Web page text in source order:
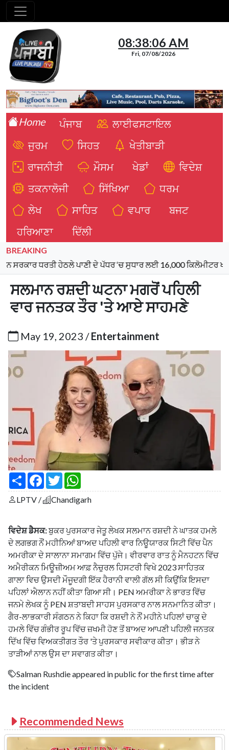
08:38:07 AM
Fri, 07/08/2026
Home ਪੰਜਾਬ
ਲਾਈਫਸਟਾਇਲ
ਜੁਰਮ
ਸਿਹਤ
ਖੇਤੀਬਾੜੀ
ਰਾਜਨੀਤੀ
ਮੌਸਮ ਖੇਡਾਂ
ਵਿਦੇਸ਼
ਤਕਨਾਲੋਜੀ
ਸਿੱਖਿਆ
ਧਰਮ
ਲੇਖ
ਸਾਹਿਤ ਵਪਾਰ
ਬਜਟ
ਹਰਿਆਣਾ
ਦਿੱਲੀ
BREAKING
ਹੇਠਲੇ ਪਾਣੀ ਦੇ ਪੱਧਰ ‘ਚ ਸੁਧਾਰ ਲਈ 16,000 ਕਿਲੋਮੀਟਰ ਖਾਲਿਆਂ ਨੂੰ ਮੁੜ
ਸਲਮਾਨ ਰਸ਼ਦੀ ਘਟਨਾ ਮਗਰੋਂ ਪਹਿਲੀ
ਵਾਰ ਜਨਤਕ ਤੌਰ 'ਤੇ ਆਏ ਸਾਹਮਣੇ
May 19, 2023 /Entertainment
S
a
r
F
c
e
o
k
T
w
i
t
r
a
t
p
p
LPTV / Chandigarh
ਵਿਦੇਸ਼ ਡੈਸਕ:ਬੁਕਰ ਪੁਰਸਕਾਰ ਜੇਤੂ ਲੇਖਕ ਸਲਮਾਨ ਰਸ਼ਦੀ ਨੇ ਘਾਤਕ ਹਮਲੇ
ਦੇ ਲਗਭਗ ਨੌਂ ਮਹੀਨਿਆਂ ਬਾਅਦ ਪਹਿਲੀ ਵਾਰ ਨਿਊਯਾਰਕ ਸਿਟੀ ਵਿੱਚ ਪੈਨ
ਅਮਰੀਕਾ ਦੇ ਸਾਲਾਨਾ ਸਮਾਗਮ ਵਿੱਚ ਪੁੱਜੇ। ਵੀਰਵਾਰ ਰਾਤ ਨੂੰ ਮੈਨਹਟਨ ਵਿੱਚ
ਅਮੈਰੀਕਨ ਮਿਊਜ਼ੀਅਮ ਆਫ਼ ਨੈਚੁਰਲ ਹਿਸਟਰੀ ਵਿਖੇ 2023 ਸਾਹਿਤਕ
ਗਾਲਾ ਵਿਚ ਉਸਦੀ ਮੌਜੂਦਗੀ ਇੱਕ ਹੈਰਾਨੀ ਵਾਲੀ ਗੱਲ ਸੀ ਕਿਉਂਕਿ ਇਸਦਾ
ਪਹਿਲਾਂ ਐਲਾਨ ਨਹੀਂ ਕੀਤਾ ਗਿਆ ਸੀ। PEN ਅਮਰੀਕਾ ਨੇ ਭਾਰਤ ਵਿੱਚ
ਜਨਮੇ ਲੇਖਕ ਨੂੰ PEN ਸ਼ਤਾਬਦੀ ਸਾਹਸ ਪੁਰਸਕਾਰ ਨਾਲ ਸਨਮਾਨਿਤ ਕੀਤਾ।
ਗੈਰ-ਲਾਭਕਾਰੀ ਸੰਗਠਨ ਨੇ ਕਿਹਾ ਕਿ ਰਸ਼ਦੀ ਨੇ ਨੌਂ ਮਹੀਨੇ ਪਹਿਲਾਂ ਚਾਕੂ ਦੇ
ਹਮਲੇ ਵਿੱਚ ਗੰਭੀਰ ਰੂਪ ਵਿੱਚ ਜ਼ਖਮੀ ਹੋਣ ਤੋਂ ਬਾਅਦ ਆਪਣੀ ਪਹਿਲੀ ਜਨਤਕ
ਦਿੱਖ ਵਿੱਚ ਵਿਅਕਤੀਗਤ ਤੌਰ 'ਤੇ ਪੁਰਸਕਾਰ ਸਵੀਕਾਰ ਕੀਤਾ। ਭੀੜ ਨੇ
ਤਾੜੀਆਂ ਨਾਲ ਉਸ ਦਾ ਸਵਾਗਤ ਕੀਤਾ।
Salman Rushdie appeared in public for the first time after
the incident
Recommended News